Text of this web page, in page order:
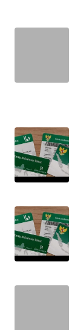
WN
SIMALUNGUN
LABUHANBATU
WN
TAPANULI
TENGAH